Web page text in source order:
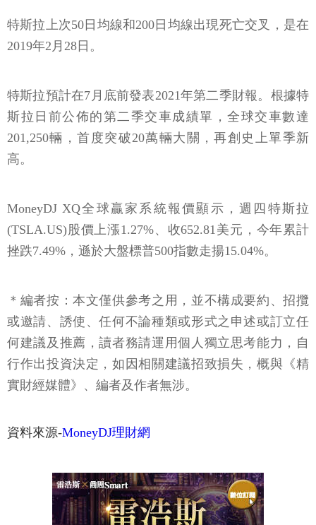
特斯拉上次50日均線和200日均線出現死亡交叉，是在
2019年2月28日。
特斯拉預計在7月底前發表2021年第二季財報。根據特
斯拉日前公佈的第二季交車成績單，全球交車數達
201,250輛，首度突破20萬輛大關，再創史上單季新
高。
MoneyDJ XQ全球贏家系統報價顯示，週四特斯拉
(TSLA.US)股價上漲1.27%、收652.81美元，今年累計
挫跌7.49%，遜於大盤標普500指數走揚15.04%。
＊編者按：本文僅供參考之用，並不構成要約、招攬
或邀請、誘使、任何不論種類或形式之申述或訂立任
何建議及推薦，讀者務請運用個人獨立思考能力，自
行作出投資決定，如因相關建議招致損失，概與《精
實財經媒體》、編者及作者無涉。
資料來源-MoneyDJ理財網